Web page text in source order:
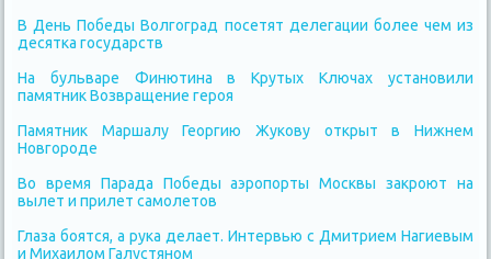
В День Победы Волгоград посетят делегации более чем из
десятка государств
На бульваре Финютина в Крутых Ключах установили
памятник Возвращение героя
Памятник Маршалу Георгию Жукову открыт в Нижнем
Новгороде
Во время Парада Победы аэропорты Москвы закроют на
вылет и прилет самолетов
Глаза боятся, а рука делает. Интервью с Дмитрием Нагиевым
и Михаилом Галустяном